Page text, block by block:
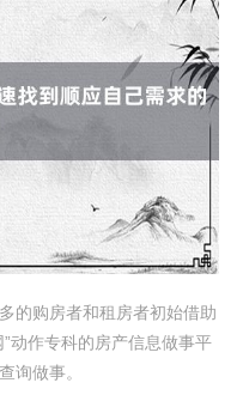
的购房者和租房者初始借助
动作专科的房产信息做事平
询做事。